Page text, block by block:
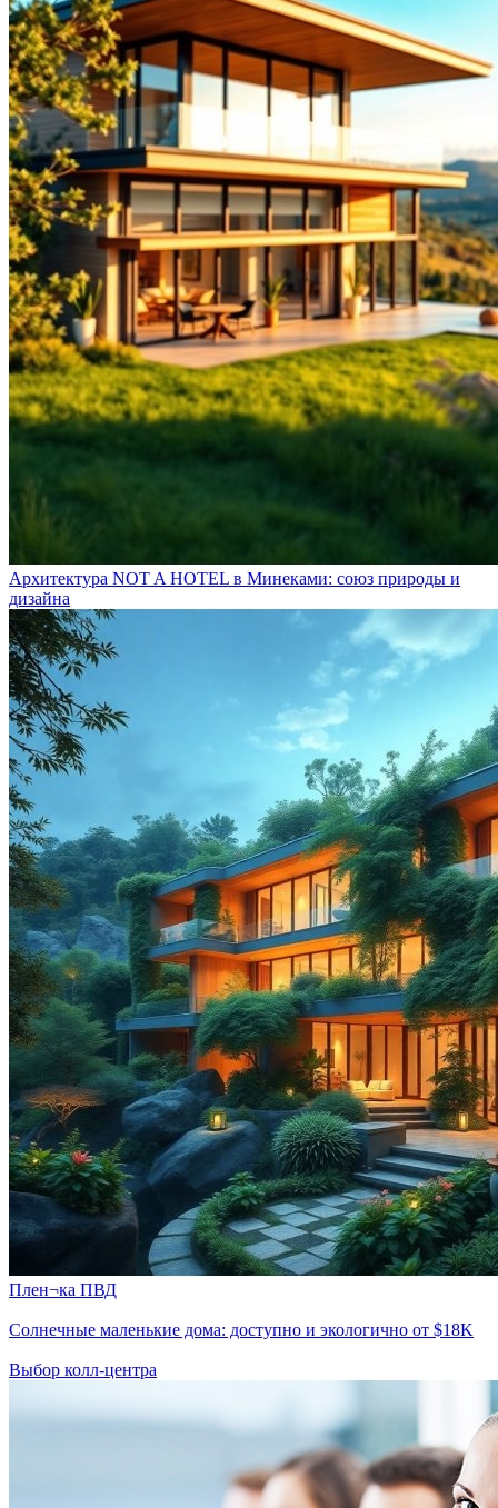
Архитектура NOT A HOTEL в Минеками: союз природы и
дизайна
Плен¬ка ПВД
Солнечные маленькие дома: доступно и экологично от $18K
Выбор колл-центра